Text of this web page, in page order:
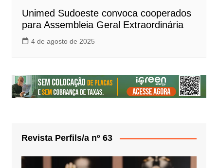
Unimed Sudoeste convoca cooperados
para Assembleia Geral Extraordinária
4 de agosto de 2025
Revista Perfils/a nº 63